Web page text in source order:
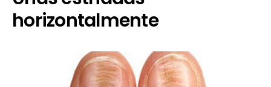
horizontalmente